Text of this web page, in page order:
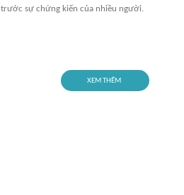
trước sự chứng kiến của nhiều người.
XEM THÊM